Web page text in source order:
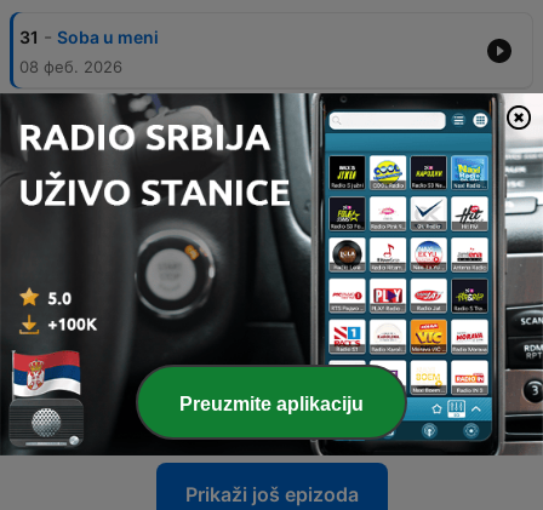
31 - Soba u meni
08 феб. 2026
30
Branko Stevanović - Uzbuna u Savazoniji -
01.02.2026.
02 феб. 2026
29 - Pustinjski snovi – Biljana Marković-Jevtić -
02.02.2025.
28 - Dušan Pejčić - Ja superheroj - 03.03.2024.
04 мар. 2024
18 - Marija Pejin – Stojša i Mladen - 27.08.2023.
28 авг. 2023
Prikaži još epizoda
Preuzmite aplikaciju